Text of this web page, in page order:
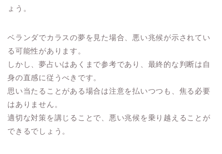
ょう。
ベランダでカラスの夢を見た場合、悪い兆候が示されてい
る可能性があります。
しかし、夢占いはあくまで参考であり、最終的な判断は自
身の直感に従うべきです。
思い当たることがある場合は注意を払いつつも、焦る必要
はありません。
適切な対策を講じることで、悪い兆候を乗り越えることが
できるでしょう。